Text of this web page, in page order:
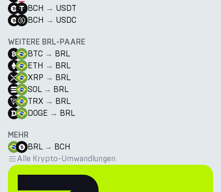
BCH → USDT
BCH → USDC
WEITERE BRL-PAARE
BTC → BRL
ETH → BRL
XRP → BRL
SOL → BRL
TRX → BRL
DOGE → BRL
MEHR
BRL → BCH
Alle Krypto-Umwandlungen